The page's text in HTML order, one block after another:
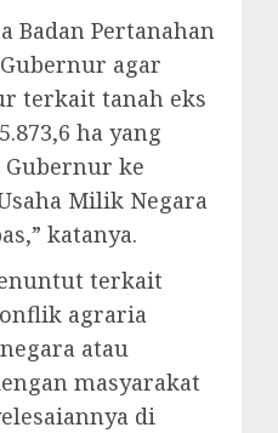
Badan Pertanahan
agar
terkait tanah eks
ha yang
ke
Milik Negara
katanya.
terkait
agraria
atau
masyarakat
di